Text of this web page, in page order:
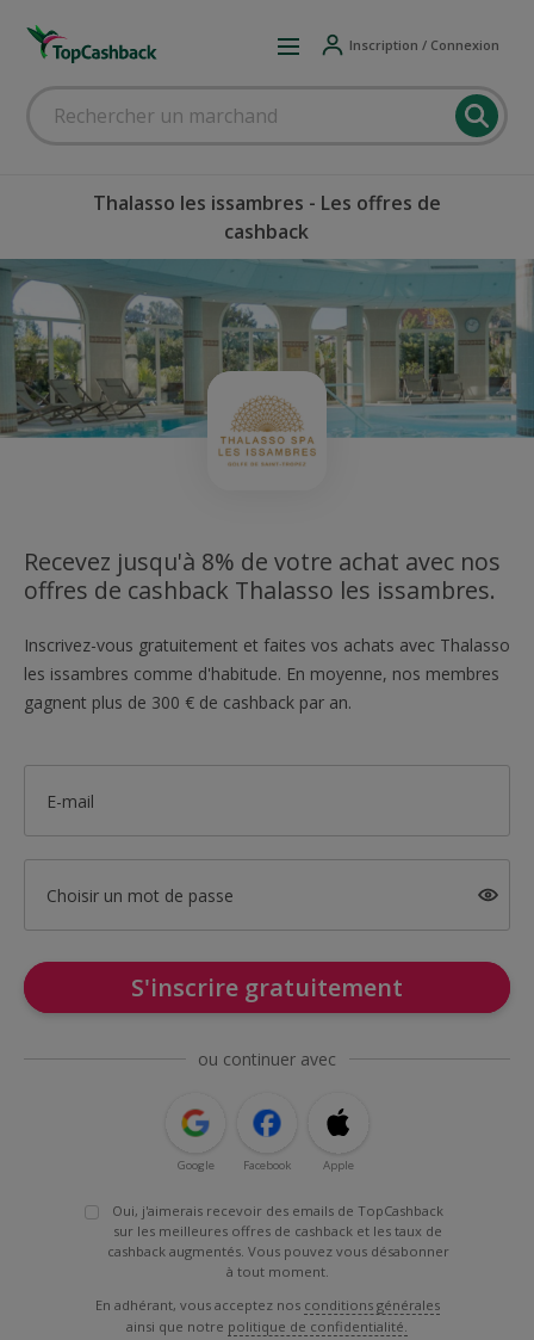
Inscription / Connexion
Thalasso les issambres - Les offres de
cashback
Recevez jusqu'à 8% de votre achat avec nos
offres de cashback Thalasso les issambres.
Inscrivez-vous gratuitement et faites vos achats avec Thalasso
les issambres comme d'habitude. En moyenne, nos membres
gagnent plus de 300 € de cashback par an.
E-mail
Choisir un mot de passe
S'inscrire gratuitement
ou continuer avec
Google Facebook Apple
Oui, j'aimerais recevoir des emails de TopCashback
sur les meilleures offres de cashback et les taux de
cashback augmentés. Vous pouvez vous désabonner
à tout moment.
En adhérant, vous acceptez nos conditions générales
ainsi que notre politique de confidentialité.